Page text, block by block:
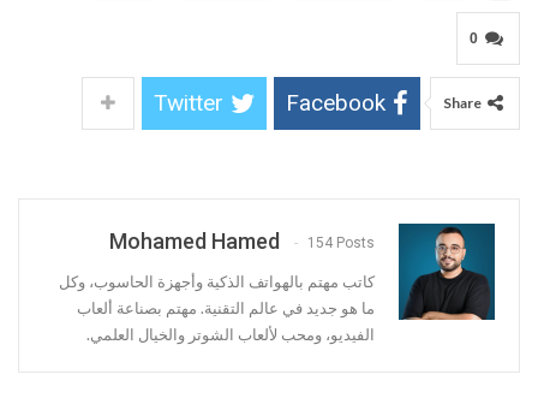
0
Share
Facebook
Twitter
Mohamed Hamed 154 Posts
كاتب مهتم بالهواتف الذكية وأجهزة الحاسوب، وكل
ما هو جديد في عالم التقنية. مهتم بصناعة ألعاب
الفيديو، ومحب لألعاب الشوتر والخيال العلمي.